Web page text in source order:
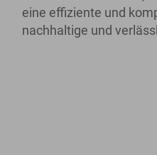
eine effiziente und
nachhaltige und